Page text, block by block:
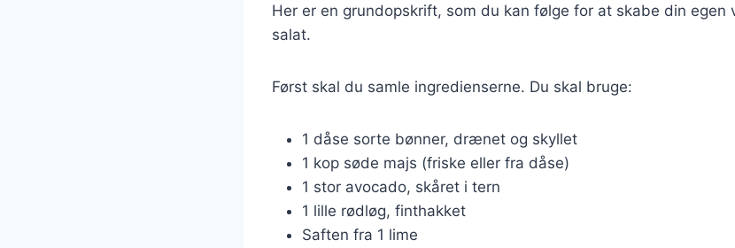
Her er en grundopskrift, som du kan følge for at skabe din
salat.
Først skal du samle ingredienserne. Du skal bruge:
1 dåse sorte bønner, drænet og skyllet
1 kop søde majs (friske eller fra dåse)
1 stor avocado, skåret i tern
1 lille rødløg, finthakket
Saften fra 1 lime